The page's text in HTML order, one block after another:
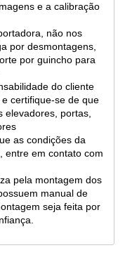
e a calibração
não nos
por desmontagens,
por guincho para
do cliente
certifique-se de que
elevadores, portas,
as condições da
entre em contato com
pela montagem dos
manual de
seja feita por